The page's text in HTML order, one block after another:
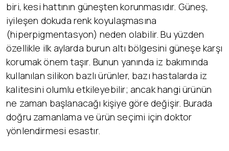
biri, kesi hattının güneşten korunmasıdır. Güneş,
iyileşen dokuda renk koyulaşmasına
(hiperpigmentasyon) neden olabilir. Bu yüzden
özellikle ilk aylarda burun altı bölgesini güneşe karşı
korumak önem taşır. Bunun yanında iz bakımında
kullanılan silikon bazlı ürünler, bazı hastalarda iz
kalitesini olumlu etkileyebilir; ancak hangi ürünün
ne zaman başlanacağı kişiye göre değişir. Burada
doğru zamanlama ve ürün seçimi için doktor
yönlendirmesi esastır.